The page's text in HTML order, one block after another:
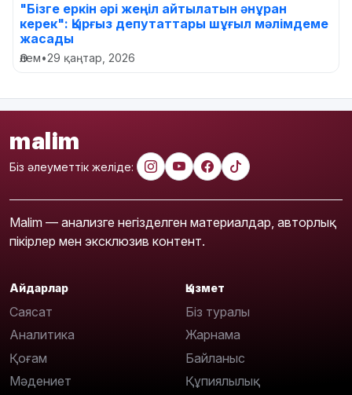
"Бізге еркін әрі жеңіл айтылатын әнұран
керек": Қырғыз депутаттары шұғыл мәлімдеме
жасады
Әлем•29 қаңтар, 2026
malim
Біз әлеуметтік желіде:
Malim — анализге негізделген материалдар, авторлық
пікірлер мен эксклюзив контент.
Айдарлар
Саясат
Аналитика
Қоғам
Мәдениет
Қызмет
Біз туралы
Жарнама
Байланыс
Құпиялылық